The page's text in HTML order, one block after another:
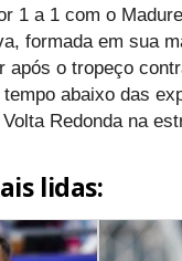
1 a 1 com o
formada em sua
após o tropeço
abaixo das
Redonda na
lidas: